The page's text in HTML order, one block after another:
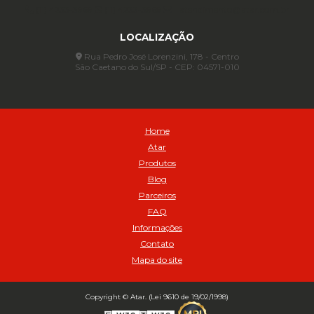
Assentador de Talão Pneu sem Câmara - Cod 01558
Automático para compressor 125 a 175 libras - Cod 02206
Avental de Raspa sem Emenda 1,2mt - Cod 01925
Balanceamento automatico SBBA - 282 pacote com 282g - Cod
Balanceamento Automático SBBA 113 Pacote com 113g - Cod 03197
Balanceamento Automático SBBA- 340 Pacote com 340g - Cod
BICO INF DUPLO LONGO CURVO 90 1295LC - cod 03631
Bico Inflador Duplo 300 mm - Cod 03245
LOCALIZAÇÃO
Rua Pedro José Lorenzini, 178 - Centro
São Caetano do Sul/SP - CEP: 04571-010
Home
Atar
Produtos
Blog
Parceiros
FAQ
Informações
Contato
Mapa do site
Copyright © Atar. (Lei 9610 de 19/02/1998)